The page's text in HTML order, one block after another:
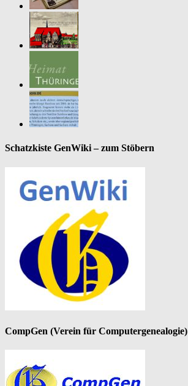
Schatzkiste GenWiki – zum Stöbern
CompGen (Verein für Computergenealogie)